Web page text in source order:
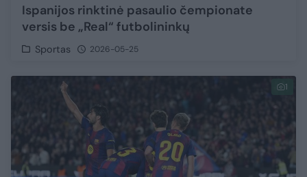
Ispanijos rinktinė pasaulio čempionate
versis be „Real“ futbolininkų
Sportas 2026-05-25
1